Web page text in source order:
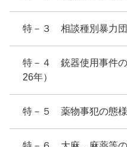
特－３ 相談種別暴力
特－４ 銃器使用事件
26年）
特－５ 薬物事犯の態様